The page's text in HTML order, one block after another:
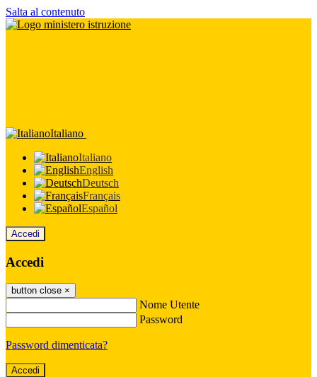
Salta al contenuto
Italiano
Italiano
English
Deutsch
Français
Español
Accedi
Accedi
button close ×
Nome Utente
Password
Password dimenticata?